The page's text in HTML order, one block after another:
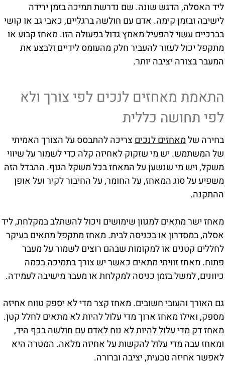
ליד האסלה, הדגש שונה. שם נדרשת תמיכה בזמן ירידה
לישיבה ובזמן קימה. אדם עם חולשה ברגליים, כאבי גב או קושי
בברכיים עשוי להפעיל מאמץ גדול בפעולה הזו. מאחז קבוע או
מתקפל יכול לעזור להעביר חלק מהעומס לידיים ולבצע את
המעבר בצורה יציבה יותר.
התאמת מאחזים לנכים לפי צורך ולא
לפי תחושה כללית
בחירה שלמאחזים לנכיםצריכה להתבסס על הצורך האמיתי
של המשתמש. יש מי שזקוק לאחיזה קלה כדי לשמור על שיווי
משקל, ויש מי שנשען על המאחז בכל משקל הגוף. ההבדל הזה
משפיע על סוג המאחז, על החומר, על החיבור לקיר ועל אופן
ההתקנה.
מאחז ישר מתאים למגוון שימושים ויכול להשתלב במקלחת, ליד
אסלה, במסדרון או בכניסה לבית. מאחז מתקפל מתאים בעיקר
לחללים קטנים או למקומות שבהם רוצים לשמור על מעבר
פתוח. מאחז זוויתי מתאים כאשר יש צורך בתמיכה בכמה
כיוונים, למשל בזמן כניסה למקלחת או מעבר מישיבה לעמידה.
גם האורך והעובי חשובים. מאחז קצר מדי לא יספק טווח אחיזה
מספק, ואילו מאחז ארוך מדי עלול להיות לא מתאים לחלל קטן.
מאחז דק מדי עלול להיות לא נוח לאדם עם חולשה בכף היד,
ומאחז עבה מדי עלול להקשות על אחיזה מלאה. המטרה היא
לאפשר אחיזה טבעית, יציבה וברורה.